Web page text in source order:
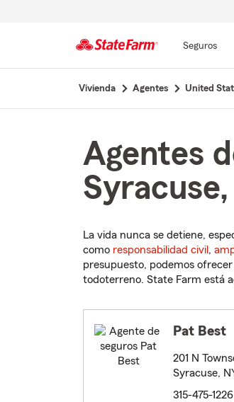
Seguros
Vivienda Agentes United
Agentes
La vida nunca se detiene,
como responsabilidad civil ,
presupuesto, podemos
todoterreno. State Farm está
Pat Best
201 N
Syracuse,
315-475-1226